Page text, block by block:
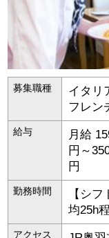
募集職種
イタリ
フレン
給与
月給
円～
円
勤務時間
【シ
均25h
アクセス